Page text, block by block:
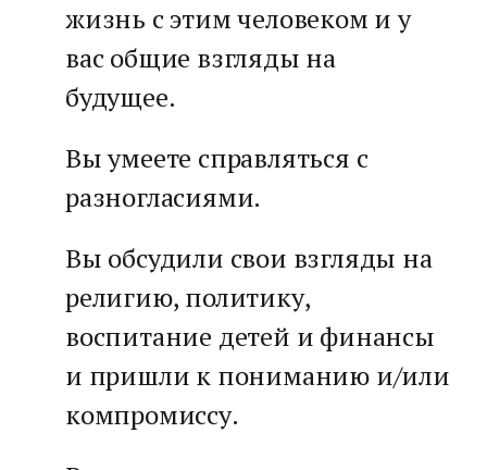
жизнь с этим человеком и у
вас общие взгляды на
будущее.
Вы умеете справляться с
разногласиями.
Вы обсудили свои взгляды на
религию, политику,
воспитание детей и финансы
и пришли к пониманию и/или
компромиссу.